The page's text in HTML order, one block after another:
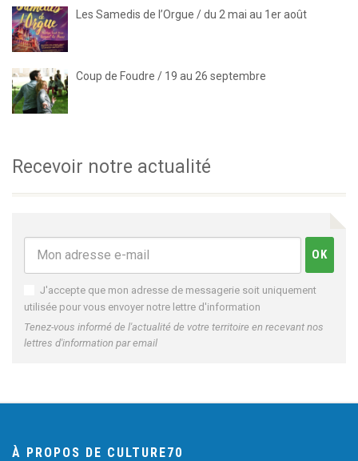
Les Samedis de l’Orgue / du 2 mai au 1er août
Coup de Foudre / 19 au 26 septembre
Recevoir notre actualité
J'accepte que mon adresse de messagerie soit uniquement
utilisée pour vous envoyer notre lettre d'information
Tenez-vous informé de l'actualité de votre territoire en recevant nos
lettres d'information par email
À PROPOS DE CULTURE70